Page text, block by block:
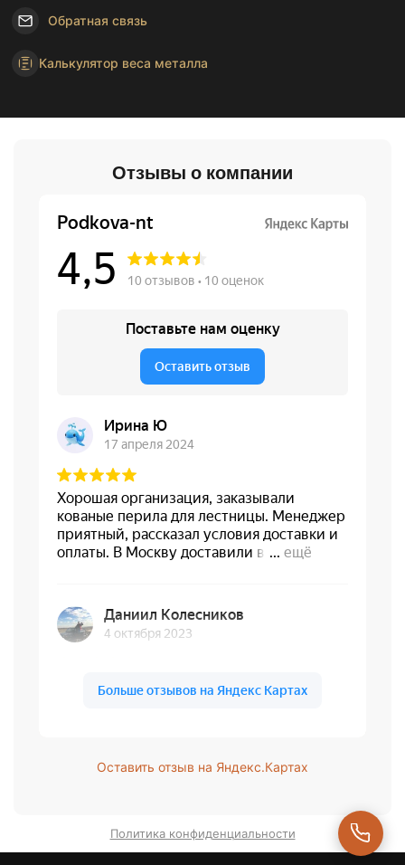
Обратная связь
Калькулятор веса металла
Отзывы о компании
Оставить отзыв на Яндекс.Картах
Политика конфиденциальности